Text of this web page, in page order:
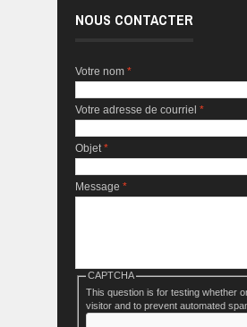
NOUS CONTACTER
Votre nom *
Votre adresse de courriel *
Objet*
Message *
CAPTCHA
This question is for testing whether
visitor and to prevent automated